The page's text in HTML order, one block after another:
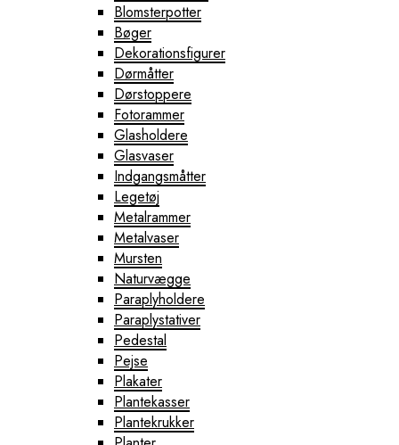
Blomsterpotter
Bøger
Dekorationsfigurer
Dørmåtter
Dørstoppere
Fotorammer
Glasholdere
Glasvaser
Indgangsmåtter
Legetøj
Metalrammer
Metalvaser
Mursten
Naturvægge
Paraplyholdere
Paraplystativer
Pedestal
Pejse
Plakater
Plantekasser
Plantekrukker